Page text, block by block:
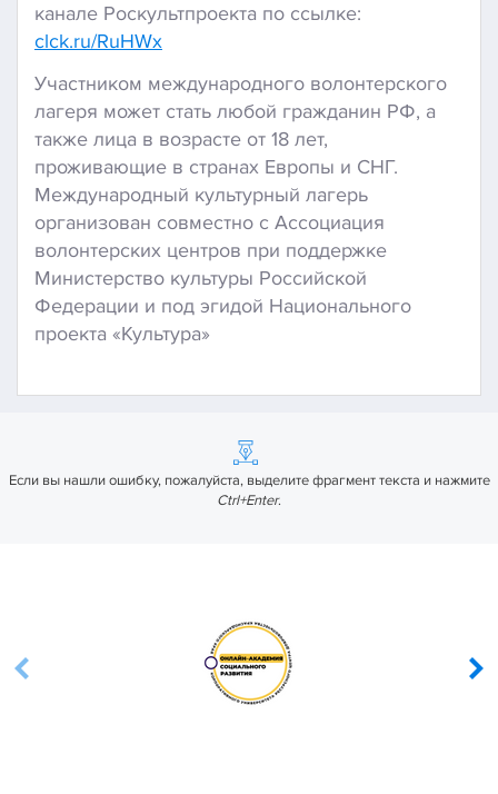
канале Роскультпроекта по ссылке:
clck.ru/RuHWx
Участником международного волонтерского
лагеря может стать любой гражданин РФ, а
также лица в возрасте от 18 лет,
проживающие в странах Европы и СНГ.
Международный культурный лагерь
организован совместно с Ассоциация
волонтерских центров при поддержке
Министерство культуры Российской
Федерации и под эгидой Национального
проекта «Культура»
Если вы нашли ошибку, пожалуйста, выделите фрагмент текста и нажмите
Ctrl+Enter.